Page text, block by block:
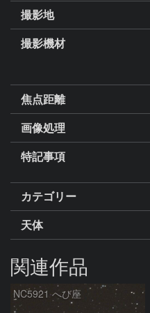
撮影地
撮影機材
焦点距離
画像処理
特記事項
カテゴリー
天体
関連作品
NC5921 へび座